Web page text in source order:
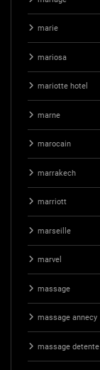
marie
mariosa
mariotte hotel
marne
marocain
marrakech
marriott
marseille
marvel
massage
massage annecy
massage detente